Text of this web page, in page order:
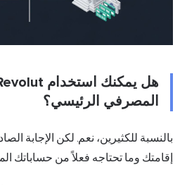
المصرفي الرئيسي؟
بالنسبة للكثيرين، نعم. لكن الإجابة
إقامتك وما تحتاجه فعلاً من حساباتك